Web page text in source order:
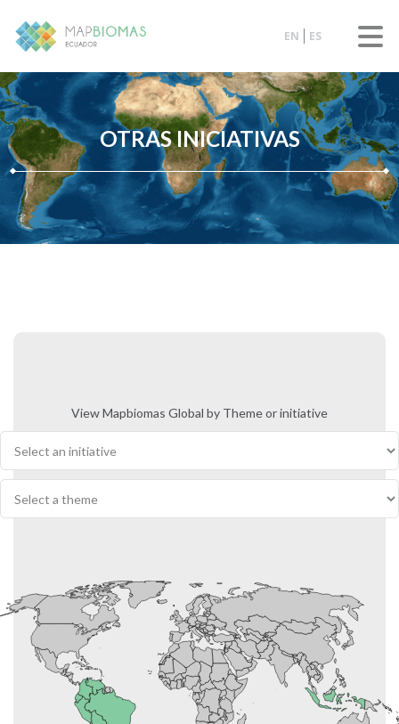
EN ES
OTRAS INICIATIVAS
View Mapbiomas Global by Theme or initiative